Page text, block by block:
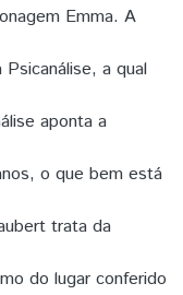
Emma. A
a qual
aponta a
o que bem está
trata da
do lugar conferido